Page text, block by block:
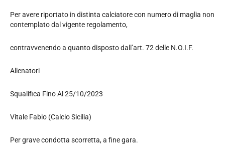
Per avere riportato in distinta calciatore con numero di maglia non
contemplato dal vigente regolamento,
contravvenendo a quanto disposto dall’art. 72 delle N.O.I.F.
Allenatori
Squalifica Fino Al 25/10/2023
Vitale Fabio (Calcio Sicilia)
Per grave condotta scorretta, a fine gara.